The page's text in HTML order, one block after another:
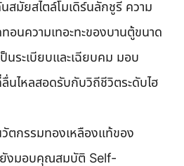
มัยสไตล์โมเดิร์นลักชูรี ความ
อนความเทอะทะของบานตู้ขนาด
นระเบียบและเฉียบคม มอบ
นไหลสอดรับกับวิถีชีวิตระดับไฮ
ตกรรมทองเหลืองแท้ของ
ยังมอบคุณสมบัติ Self-